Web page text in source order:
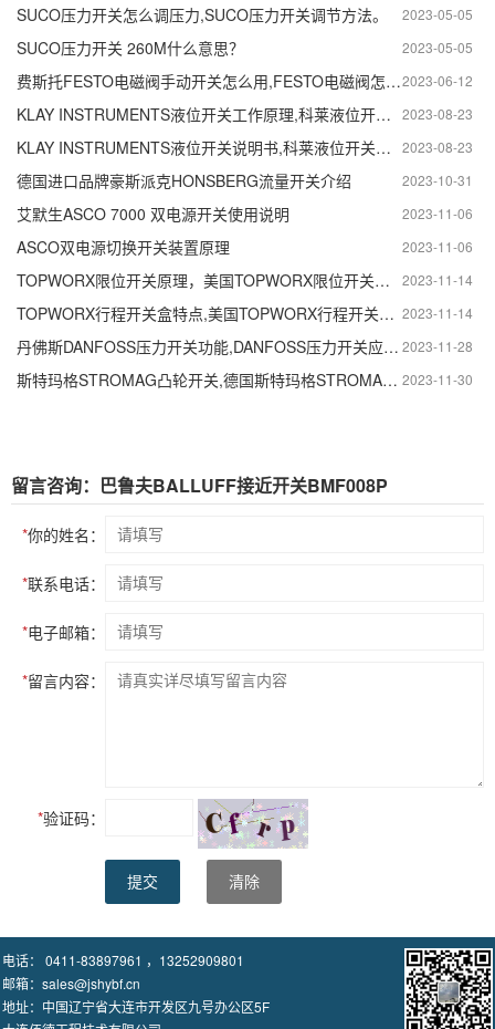
2023-05-05
SUCO压力开关怎么调压力,SUCO压力开关调节方法。
2023-05-05
SUCO压力开关 260M什么意思？
2023-06-12
费斯托FESTO电磁阀手动开关怎么用,FESTO电磁阀怎么手动
2023-08-23
KLAY INSTRUMENTS液位开关工作原理,科莱液位开关接线方法
2023-08-23
KLAY INSTRUMENTS液位开关说明书,科莱液位开关安装方法
2023-10-31
德国进口品牌豪斯派克HONSBERG流量开关介绍
2023-11-06
艾默生ASCO 7000 双电源开关使用说明
2023-11-06
ASCO双电源切换开关装置原理
2023-11-14
TOPWORX限位开关原理，美国TOPWORX限位开关调节方法
2023-11-14
TOPWORX行程开关盒特点,美国TOPWORX行程开关盒介绍
2023-11-28
丹佛斯DANFOSS压力开关功能,DANFOSS压力开关应用与特性
2023-11-30
斯特玛格STROMAG凸轮开关,德国斯特玛格STROMAG凸轮开关优势
留言咨询：巴鲁夫BALLUFF接近开关BMF008P
*你的姓名：
*联系电话：
*电子邮箱：
*留言内容：
*验证码：
提交 清除
电话： 0411-83897961 ，13252909801
邮箱：sales@jshybf.cn
地址：中国辽宁省大连市开发区九号办公区5F